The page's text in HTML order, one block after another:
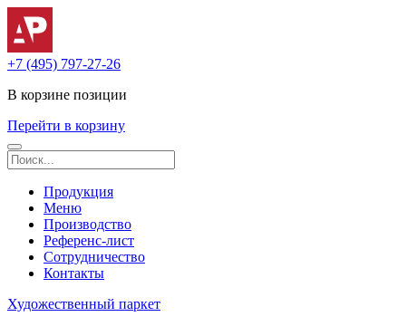
+7 (495) 797-27-26
В корзине позиции
Перейти в корзину
Продукция
Меню
Производство
Референс-лист
Сотрудничество
Контакты
Художественный паркет